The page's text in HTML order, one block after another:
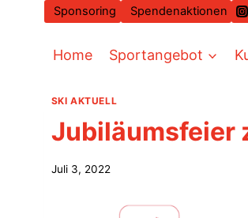
Sponsoring Spendenaktionen
Home Sportangebot
SKI AKTUELL
Jubiläumsfeier
Juli 3, 2022